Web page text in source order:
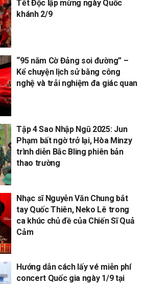
Tết Độc lập mừng ngày Quốc
khánh 2/9
“95 năm Cờ Đảng soi đường” –
Kể chuyện lịch sử bằng công
nghệ và trải nghiệm đa giác quan
Tập 4 Sao Nhập Ngũ 2025: Jun
Phạm bất ngờ trở lại, Hòa Minzy
trình diễn Bắc Bling phiên bản
thao trường
Nhạc sĩ Nguyễn Văn Chung bắt
tay Quốc Thiên, Neko Lê trong
ca khúc chủ đề của Chiến Sĩ Quả
Cảm
Hướng dẫn cách lấy vé miễn phí
concert Quốc gia ngày 1/9 tại